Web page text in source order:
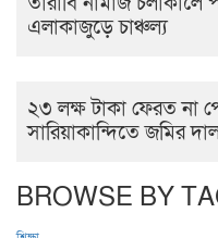
এলাকাজুড়ে চাঞ্চল্য
২৩ লক্ষ টাকা ফেরত না
সারিয়াকান্দিতে জমির
BROWSE BY